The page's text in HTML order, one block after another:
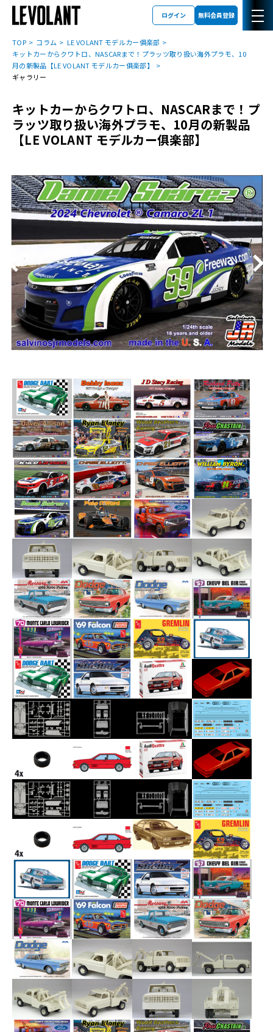
ログイン 無料会員登録
TOP コラム
LE VOLANT モデルカー俱楽部
キットカーからクワトロ、NASCARまで！プラッツ取り扱い海外プラモ、10
月の新製品【LE VOLANT モデルカー俱楽部】
ギャラリー
キットカーからクワトロ、NASCARまで！プ
ラッツ取り扱い海外プラモ、10月の新製品
【LE VOLANT モデルカー俱楽部】